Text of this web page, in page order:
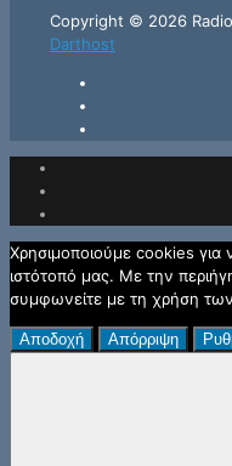
Copyright © 2026
Darthost
Χρησιμοποιούμε cookies για
ιστότοπό μας. Με την
συμφωνείτε με τη χρήση
Αποδοχή Απόρριψη